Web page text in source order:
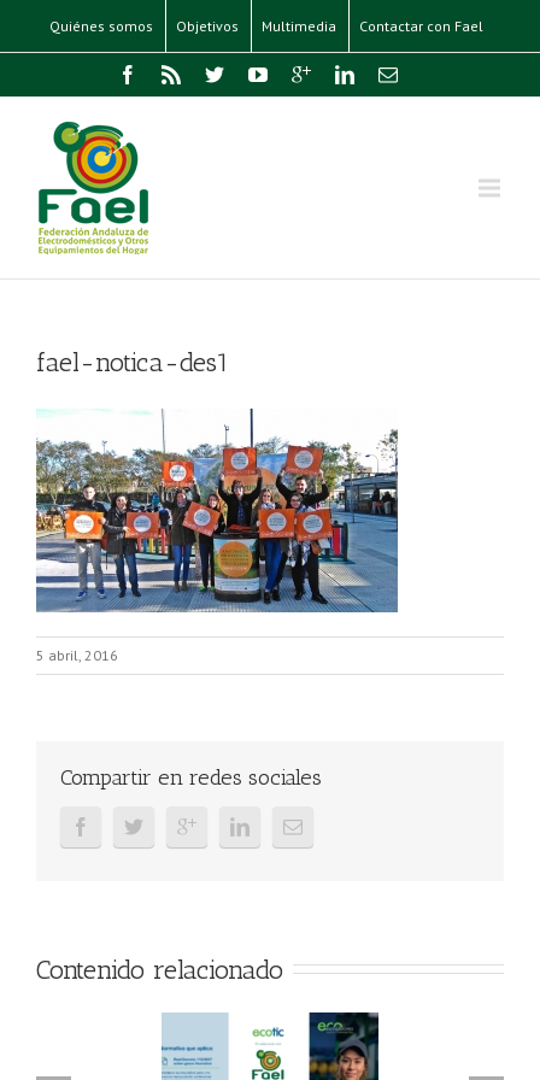
Quiénes somos Objetivos Multimedia Contactar con Fael
fael-notica-des1
5 abril, 2016
Compartir en redes sociales
Contenido relacionado